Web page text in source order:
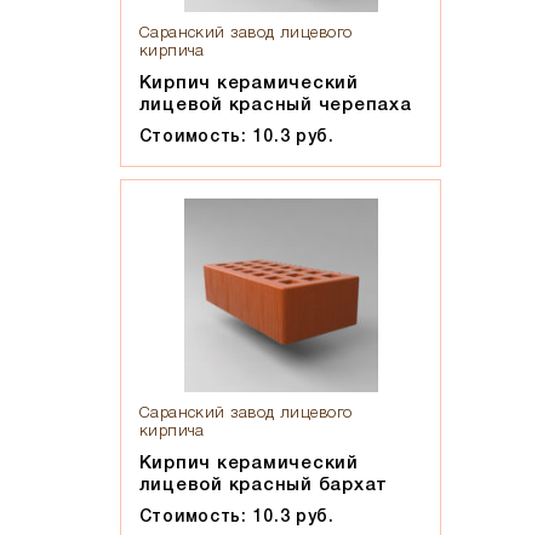
Саранский завод лицевого
кирпича
Кирпич керамический
лицевой красный черепаха
Стоимость: 10.3 руб.
Саранский завод лицевого
кирпича
Кирпич керамический
лицевой красный бархат
Стоимость: 10.3 руб.